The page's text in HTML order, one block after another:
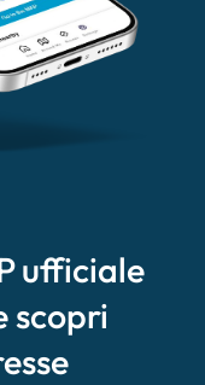
ufficiale
scopri